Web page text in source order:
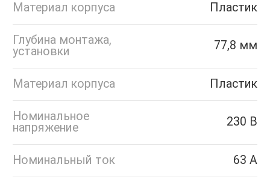
Материал корпуса Пластик
Глубина монтажа,
установки
77,8 мм
Материал корпуса Пластик
Номинальное
напряжение
230 В
Номинальный ток 63 А